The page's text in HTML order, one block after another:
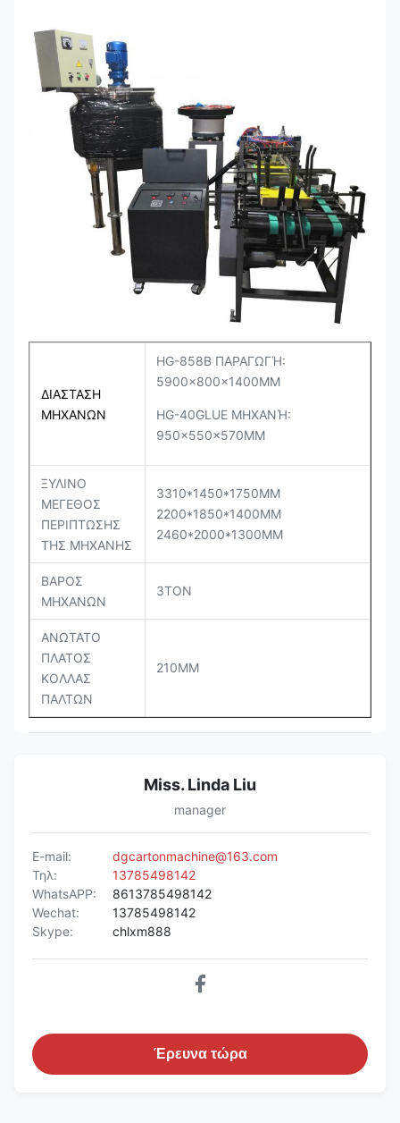
ΔΙΑΣΤΑΣΗ
ΜΗΧΑΝΩΝ
HG-858B ΠΑΡΑΓΩΓΉ:
5900×800×1400MM
HG-40GLUE ΜΗΧΑΝΉ:
950×550×570MM
ΞΥΛΙΝΟ
ΜΕΓΕΘΟΣ
ΠΕΡΙΠΤΩΣΗΣ
ΤΗΣ ΜΗΧΑΝΗΣ
3310*1450*1750MM
2200*1850*1400MM
2460*2000*1300MM
ΒΑΡΟΣ
ΜΗΧΑΝΩΝ
3TON
ΑΝΩΤΑΤΟ
ΠΛΑΤΟΣ
ΚΟΛΛΑΣ
ΠΑΛΤΩΝ
210MM
Miss. Linda Liu
manager
E-mail:
dgcartonmachine@163.com
Τηλ:
13785498142
WhatsAPP:
8613785498142
Wechat:
13785498142
Skype:
chlxm888
Έρευνα τώρα